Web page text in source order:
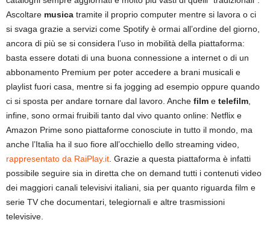
Ascoltare musica tramite il proprio computer mentre si lavora o ci
si svaga grazie a servizi come Spotify è ormai all’ordine del giorno,
ancora di più se si considera l’uso in mobilità della piattaforma:
basta essere dotati di una buona connessione a internet o di un
abbonamento Premium per poter accedere a brani musicali e
playlist fuori casa, mentre si fa jogging ad esempio oppure quando
ci si sposta per andare tornare dal lavoro. Anche film e telefilm,
infine, sono ormai fruibili tanto dal vivo quanto online: Netflix e
Amazon Prime sono piattaforme conosciute in tutto il mondo, ma
anche l’Italia ha il suo fiore all’occhiello dello streaming video,
rappresentato da RaiPlay.it. Grazie a questa piattaforma è infatti
possibile seguire sia in diretta che on demand tutti i contenuti video
dei maggiori canali televisivi italiani, sia per quanto riguarda film e
serie TV che documentari, telegiornali e altre trasmissioni
televisive.